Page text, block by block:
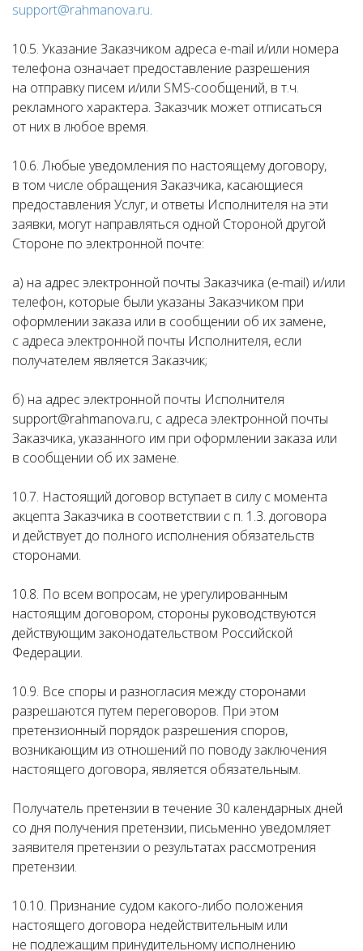
support@rahmanova.ru.
10.5. Указание Заказчиком адреса e-mail и/или номера
телефона означает предоставление разрешения
на отправку писем и/или SMS-сообщений, в т.ч.
рекламного характера. Заказчик может отписаться
от них в любое время.
10.6. Любые уведомления по настоящему договору,
в том числе обращения Заказчика, касающиеся
предоставления Услуг, и ответы Исполнителя на эти
заявки, могут направляться одной Стороной другой
Стороне по электронной почте:
а) на адрес электронной почты Заказчика (e-mail) и/или
телефон, которые были указаны Заказчиком при
оформлении заказа или в сообщении об их замене,
с адреса электронной почты Исполнителя, если
получателем является Заказчик;
б) на адрес электронной почты Исполнителя
support@rahmanova.ru, с адреса электронной почты
Заказчика, указанного им при оформлении заказа или
в сообщении об их замене.
10.7. Настоящий договор вступает в силу с момента
акцепта Заказчика в соответствии с п. 1.3. договора
и действует до полного исполнения обязательств
сторонами.
10.8. По всем вопросам, не урегулированным
настоящим договором, стороны руководствуются
действующим законодательством Российской
Федерации.
10.9. Все споры и разногласия между сторонами
разрешаются путем переговоров. При этом
претензионный порядок разрешения споров,
возникающим из отношений по поводу заключения
настоящего договора, является обязательным.
Получатель претензии в течение 30 календарных дней
со дня получения претензии, письменно уведомляет
заявителя претензии о результатах рассмотрения
претензии.
10.10. Признание судом какого-либо положения
настоящего договора недействительным или
не подлежащим принудительному исполнению